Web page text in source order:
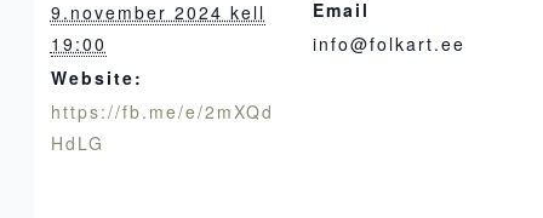
9.november 2024 kell
19:00
Website:
https://fb.me/e/2mXQd
HdLG
Email
info@folkart.ee